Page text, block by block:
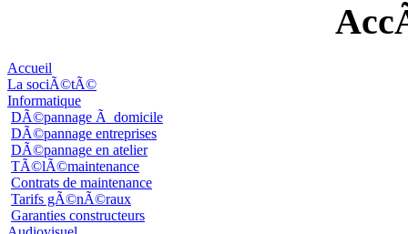
Accueil
La sociÃ©tÃ©
Informatique
DÃ©pannage Ã domicile
DÃ©pannage entreprises
DÃ©pannage en atelier
TÃ©lÃ©maintenance
Contrats de maintenance
Tarifs gÃ©nÃ©raux
Garanties constructeurs